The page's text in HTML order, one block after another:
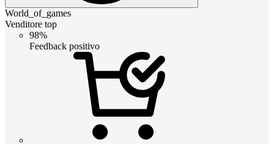
World_of_games
Venditore top
98%
Feedback positivo